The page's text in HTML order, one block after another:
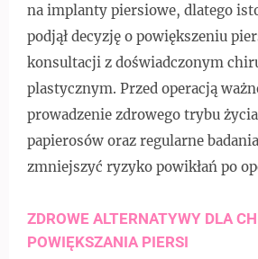
na implanty piersiowe, dlatego
podjął decyzję o powiększeniu
konsultacji z doświadczonym
plastycznym. Przed operacją
prowadzenie zdrowego trybu
papierosów oraz regularne
zmniejszyć ryzyko powikłań po
ZDROWE ALTERNATYWY DLA
POWIĘKSZANIA PIERSI